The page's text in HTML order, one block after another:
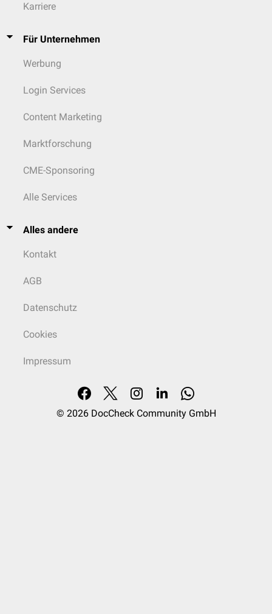
Karriere
Für Unternehmen
Werbung
Login Services
Content Marketing
Marktforschung
CME-Sponsoring
Alle Services
Alles andere
Kontakt
AGB
Datenschutz
Cookies
Impressum
© 2026 DocCheck Community GmbH